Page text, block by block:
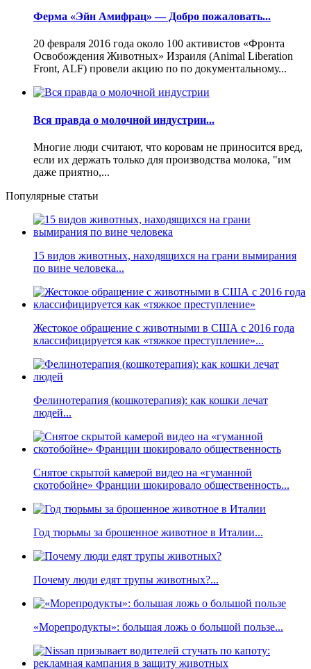
Ферма «Эйн Амифрац» — Добро пожаловать...
20 февраля 2016 года около 100 активиcтов «Фронта
Освобождения Животных» Израиля (Animal Liberation
Front, ALF) провели акцию по по документальному...
Вся правда о молочной индустрии...
Многие люди считают, что коровам не приносится вред,
если их держать только для производства молока, "им
даже приятно,...
Популярные статьи
15 видов животных, находящихся на грани вымирания
по вине человека...
Жестокое обращение с животными в США с 2016 года
классифицируется как «тяжкое преступление»...
Фелинотерапия (кошкотерапия): как кошки лечат
людей...
Снятое скрытой камерой видео на «гуманной
скотобойне» Франции шокировало общественность...
Год тюрьмы за брошенное животное в Италии...
Почему люди едят трупы животных?...
«Морепродукты»: большая ложь о большой пользе...